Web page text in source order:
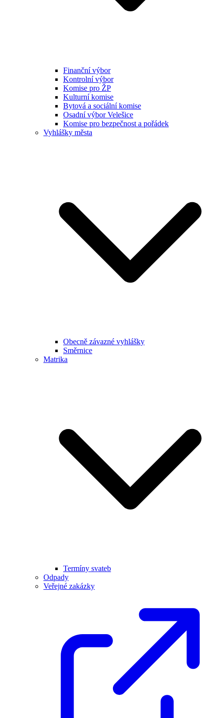
Finanční výbor
Kontrolní výbor
Komise pro ŽP
Kulturní komise
Bytová a sociální komise
Osadní výbor Velešice
Komise pro bezpečnost a pořádek
Vyhlášky města
Obecně závazné vyhlášky
Směrnice
Matrika
Termíny svateb
Odpady
Veřejné zakázky